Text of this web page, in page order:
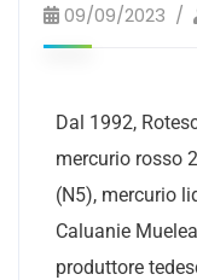
09/09/2023
Dal 1992,
mercurio rosso
(N5), mercurio
Caluanie
produttore